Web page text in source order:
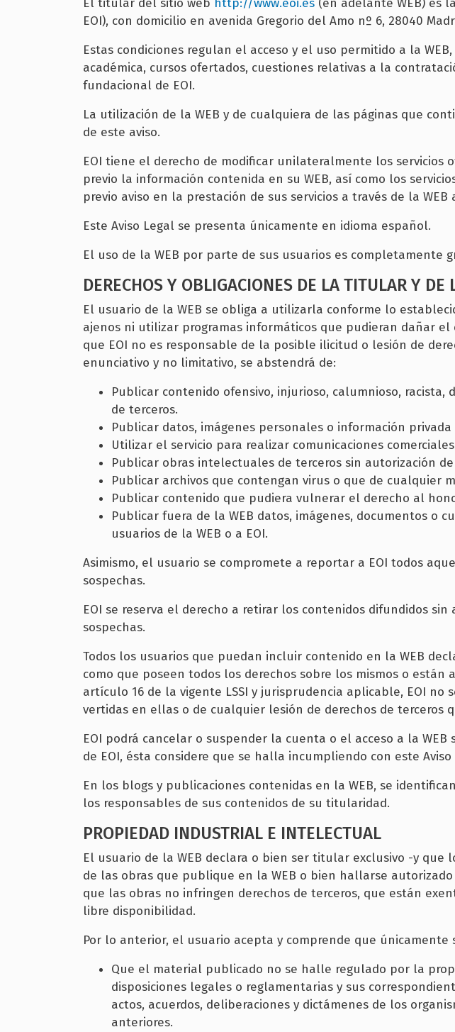
El titular del sitio web http://www.eoi.es (en adelante WEB) es
EOI), con domicilio en avenida Gregorio del Amo nº 6, 28040
Estas condiciones regulan el acceso y el uso permitido a la
académica, cursos ofertados, cuestiones relativas a la
fundacional de EOI.
La utilización de la WEB y de cualquiera de las páginas que
de este aviso.
EOI tiene el derecho de modificar unilateralmente los servicios
previo la información contenida en su WEB, así como los
previo aviso en la prestación de sus servicios a través de la
Este Aviso Legal se presenta únicamente en idioma español.
El uso de la WEB por parte de sus usuarios es completamente
DERECHOS Y OBLIGACIONES DE LA TITULAR Y DE
El usuario de la WEB se obliga a utilizarla conforme lo
ajenos ni utilizar programas informáticos que pudieran dañar
que EOI no es responsable de la posible ilicitud o lesión de
enunciativo y no limitativo, se abstendrá de:
Publicar contenido ofensivo, injurioso, calumnioso,
de terceros.
Publicar datos, imágenes personales o información privada
Utilizar el servicio para realizar comunicaciones
Publicar obras intelectuales de terceros sin autorización de
Publicar archivos que contengan virus o que de cualquier
Publicar contenido que pudiera vulnerar el derecho al
Publicar fuera de la WEB datos, imágenes, documentos o
usuarios de la WEB o a EOI.
Asimismo, el usuario se compromete a reportar a EOI todos
sospechas.
EOI se reserva el derecho a retirar los contenidos difundidos
sospechas.
Todos los usuarios que puedan incluir contenido en la WEB
como que poseen todos los derechos sobre los mismos o
artículo 16 de la vigente LSSI y jurisprudencia aplicable, EOI
vertidas en ellas o de cualquier lesión de derechos de
EOI podrá cancelar o suspender la cuenta o el acceso a la
de EOI, ésta considere que se halla incumpliendo con este
En los blogs y publicaciones contenidas en la WEB, se
los responsables de sus contenidos de su titularidad.
PROPIEDAD INDUSTRIAL E INTELECTUAL
El usuario de la WEB declara o bien ser titular exclusivo -y que
de las obras que publique en la WEB o bien hallarse
que las obras no infringen derechos de terceros, que están
libre disponibilidad.
Por lo anterior, el usuario acepta y comprende que
Que el material publicado no se halle regulado por la
disposiciones legales o reglamentarias y sus
actos, acuerdos, deliberaciones y dictámenes de los
anteriores.